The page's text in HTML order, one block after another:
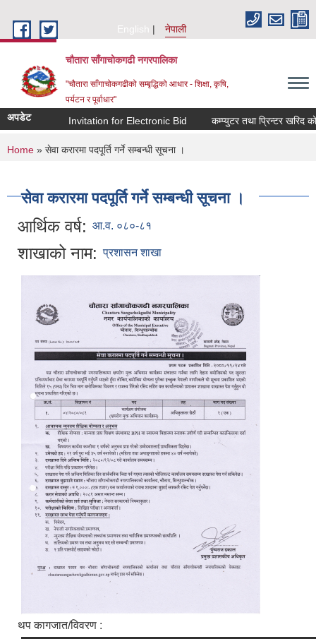
English
नेपाली
चौतारा साँगाचोकगढी नगरपालिका
"चौतारा साँगाचोकगढीको सम्बृद्धिको आधार - शिक्षा, कृषि,
पर्यटन र पूर्वाधार"
अपडेट Invitation for Electronic Bid कम्प्युटर तथा प्रिन्टर खरिद
You are here
Home » सेवा करारमा पदपूर्ति गर्ने सम्बन्धी सूचना ।
सेवा करारमा पदपूर्ति गर्ने सम्बन्धी सूचना ।
आर्थिक वर्ष: आ.व. ०८०-८१
शाखाको नाम: प्रशासन शाखा
थप कागजात/विवरण :